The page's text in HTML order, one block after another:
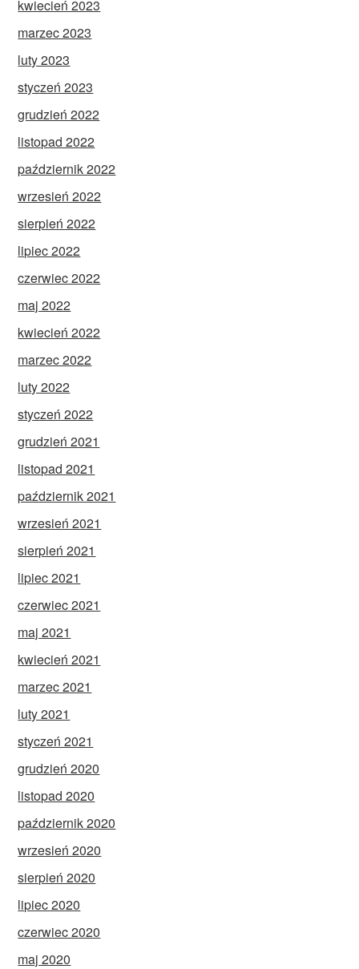
kwiecień 2023
marzec 2023
luty 2023
styczeń 2023
grudzień 2022
listopad 2022
październik 2022
wrzesień 2022
sierpień 2022
lipiec 2022
czerwiec 2022
maj 2022
kwiecień 2022
marzec 2022
luty 2022
styczeń 2022
grudzień 2021
listopad 2021
październik 2021
wrzesień 2021
sierpień 2021
lipiec 2021
czerwiec 2021
maj 2021
kwiecień 2021
marzec 2021
luty 2021
styczeń 2021
grudzień 2020
listopad 2020
październik 2020
wrzesień 2020
sierpień 2020
lipiec 2020
czerwiec 2020
maj 2020